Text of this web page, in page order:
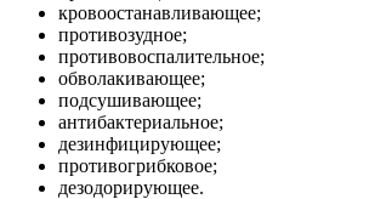
кровоостанавливающее;
противозудное;
противовоспалительное;
обволакивающее;
подсушивающее;
антибактериальное;
дезинфицирующее;
противогрибковое;
дезодорирующее.